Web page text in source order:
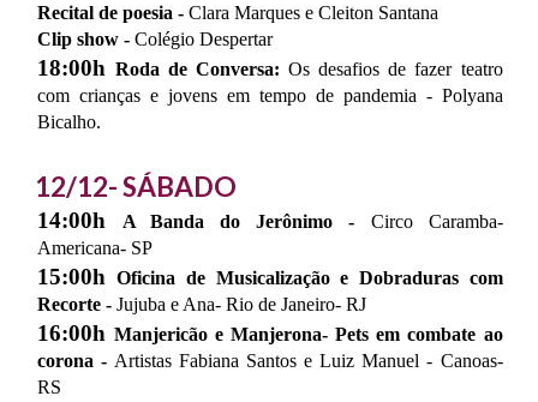
Recital de poesia -Clara Marques e Cleiton Santana
Clip show -Colégio Despertar
18:00h Roda de Conversa:Os desafios de fazer teatro
com crianças e jovens em tempo de pandemia - Polyana
Bicalho.
12/12- SÁBADO
14:00h A Banda do Jerônimo -
Circo Caramba-
Americana- SP
15:00hOficina de Musicalização e Dobraduras com
Recorte - Jujuba e Ana- Rio de Janeiro- RJ
16:00h Manjericão e Manjerona- Pets em combate ao
corona - Artistas Fabiana Santos e Luiz Manuel - Canoas-
RS